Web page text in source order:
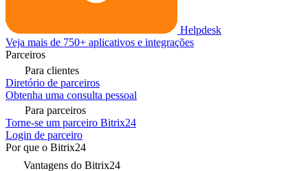
Helpdesk
Veja mais de 750+ aplicativos e integrações
Parceiros
Para clientes
Diretório de parceiros
Obtenha uma consulta pessoal
Para parceiros
Torne-se um parceiro Bitrix24
Login de parceiro
Por que o Bitrix24
Vantagens do Bitrix24